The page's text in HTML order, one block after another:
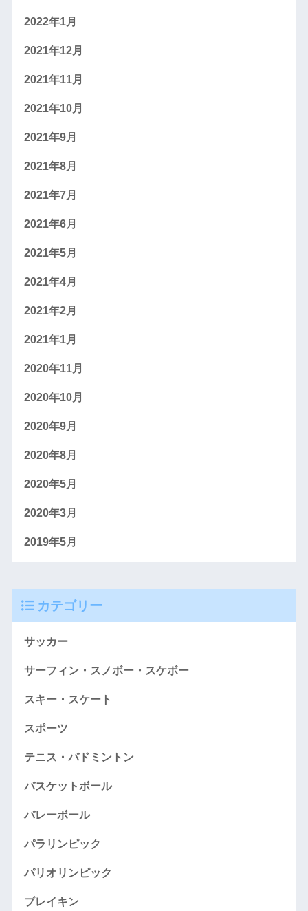
2022年1月
2021年12月
2021年11月
2021年10月
2021年9月
2021年8月
2021年7月
2021年6月
2021年5月
2021年4月
2021年2月
2021年1月
2020年11月
2020年10月
2020年9月
2020年8月
2020年5月
2020年3月
2019年5月
カテゴリー
サッカー
サーフィン・スノボー・スケボー
スキー・スケート
スポーツ
テニス・バドミントン
バスケットボール
バレーボール
パラリンピック
パリオリンピック
ブレイキン